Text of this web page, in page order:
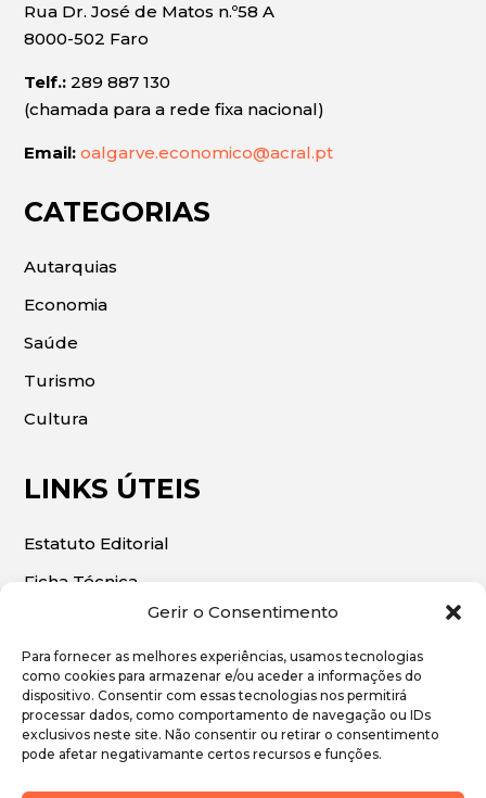
Gerir o Consentimento
Para fornecer as melhores experiências, usamos tecnologias
como cookies para armazenar e/ou aceder a informações do
dispositivo. Consentir com essas tecnologias nos permitirá
processar dados, como comportamento de navegação ou IDs
exclusivos neste site. Não consentir ou retirar o consentimento
pode afetar negativamante certos recursos e funções.
Rua Dr. José de Matos n.º58 A
8000-502 Faro
Telf.: 289 887 130
(chamada para a rede fixa nacional)
Email: oalgarve.economico@acral.pt
CATEGORIAS
Autarquias
Economia
Saúde
Turismo
Cultura
LINKS ÚTEIS
Estatuto Editorial
Ficha Técnica
© 2026 | O Algarve Económico. Todos os direitos
reservados.